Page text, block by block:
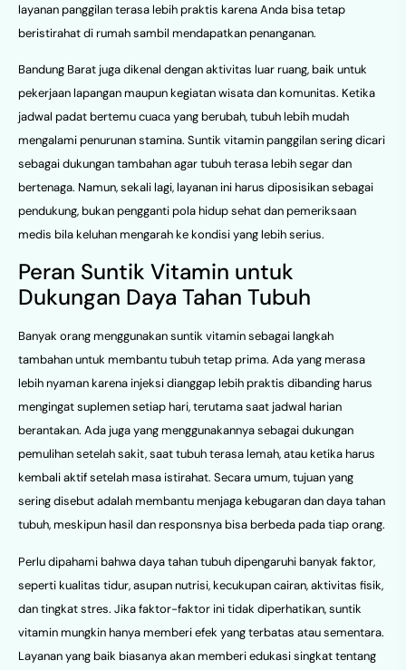
layanan panggilan terasa lebih praktis karena Anda bisa tetap
beristirahat di rumah sambil mendapatkan penanganan.
Bandung Barat juga dikenal dengan aktivitas luar ruang, baik untuk
pekerjaan lapangan maupun kegiatan wisata dan komunitas. Ketika
jadwal padat bertemu cuaca yang berubah, tubuh lebih mudah
mengalami penurunan stamina. Suntik vitamin panggilan sering dicari
sebagai dukungan tambahan agar tubuh terasa lebih segar dan
bertenaga. Namun, sekali lagi, layanan ini harus diposisikan sebagai
pendukung, bukan pengganti pola hidup sehat dan pemeriksaan
medis bila keluhan mengarah ke kondisi yang lebih serius.
Peran Suntik Vitamin untuk
Dukungan Daya Tahan Tubuh
Banyak orang menggunakan suntik vitamin sebagai langkah
tambahan untuk membantu tubuh tetap prima. Ada yang merasa
lebih nyaman karena injeksi dianggap lebih praktis dibanding harus
mengingat suplemen setiap hari, terutama saat jadwal harian
berantakan. Ada juga yang menggunakannya sebagai dukungan
pemulihan setelah sakit, saat tubuh terasa lemah, atau ketika harus
kembali aktif setelah masa istirahat. Secara umum, tujuan yang
sering disebut adalah membantu menjaga kebugaran dan daya tahan
tubuh, meskipun hasil dan responsnya bisa berbeda pada tiap orang.
Perlu dipahami bahwa daya tahan tubuh dipengaruhi banyak faktor,
seperti kualitas tidur, asupan nutrisi, kecukupan cairan, aktivitas fisik,
dan tingkat stres. Jika faktor-faktor ini tidak diperhatikan, suntik
vitamin mungkin hanya memberi efek yang terbatas atau sementara.
Layanan yang baik biasanya akan memberi edukasi singkat tentang